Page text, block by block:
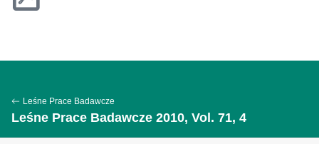
Leśne Prace Badawcze
Leśne Prace Badawcze 2010, Vol. 71, 4